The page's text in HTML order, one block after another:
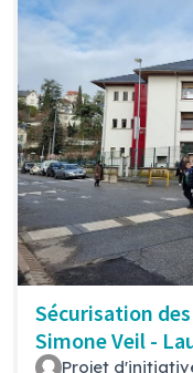
Sécurisation
Simone Veil -
Projet